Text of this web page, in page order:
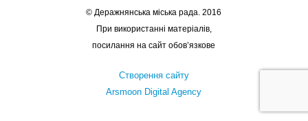
© Деражнянська міська рада. 2016
При використанні матеріалів,
посилання на сайт обов’язкове
Створення сайту
Arsmoon Digital Agency